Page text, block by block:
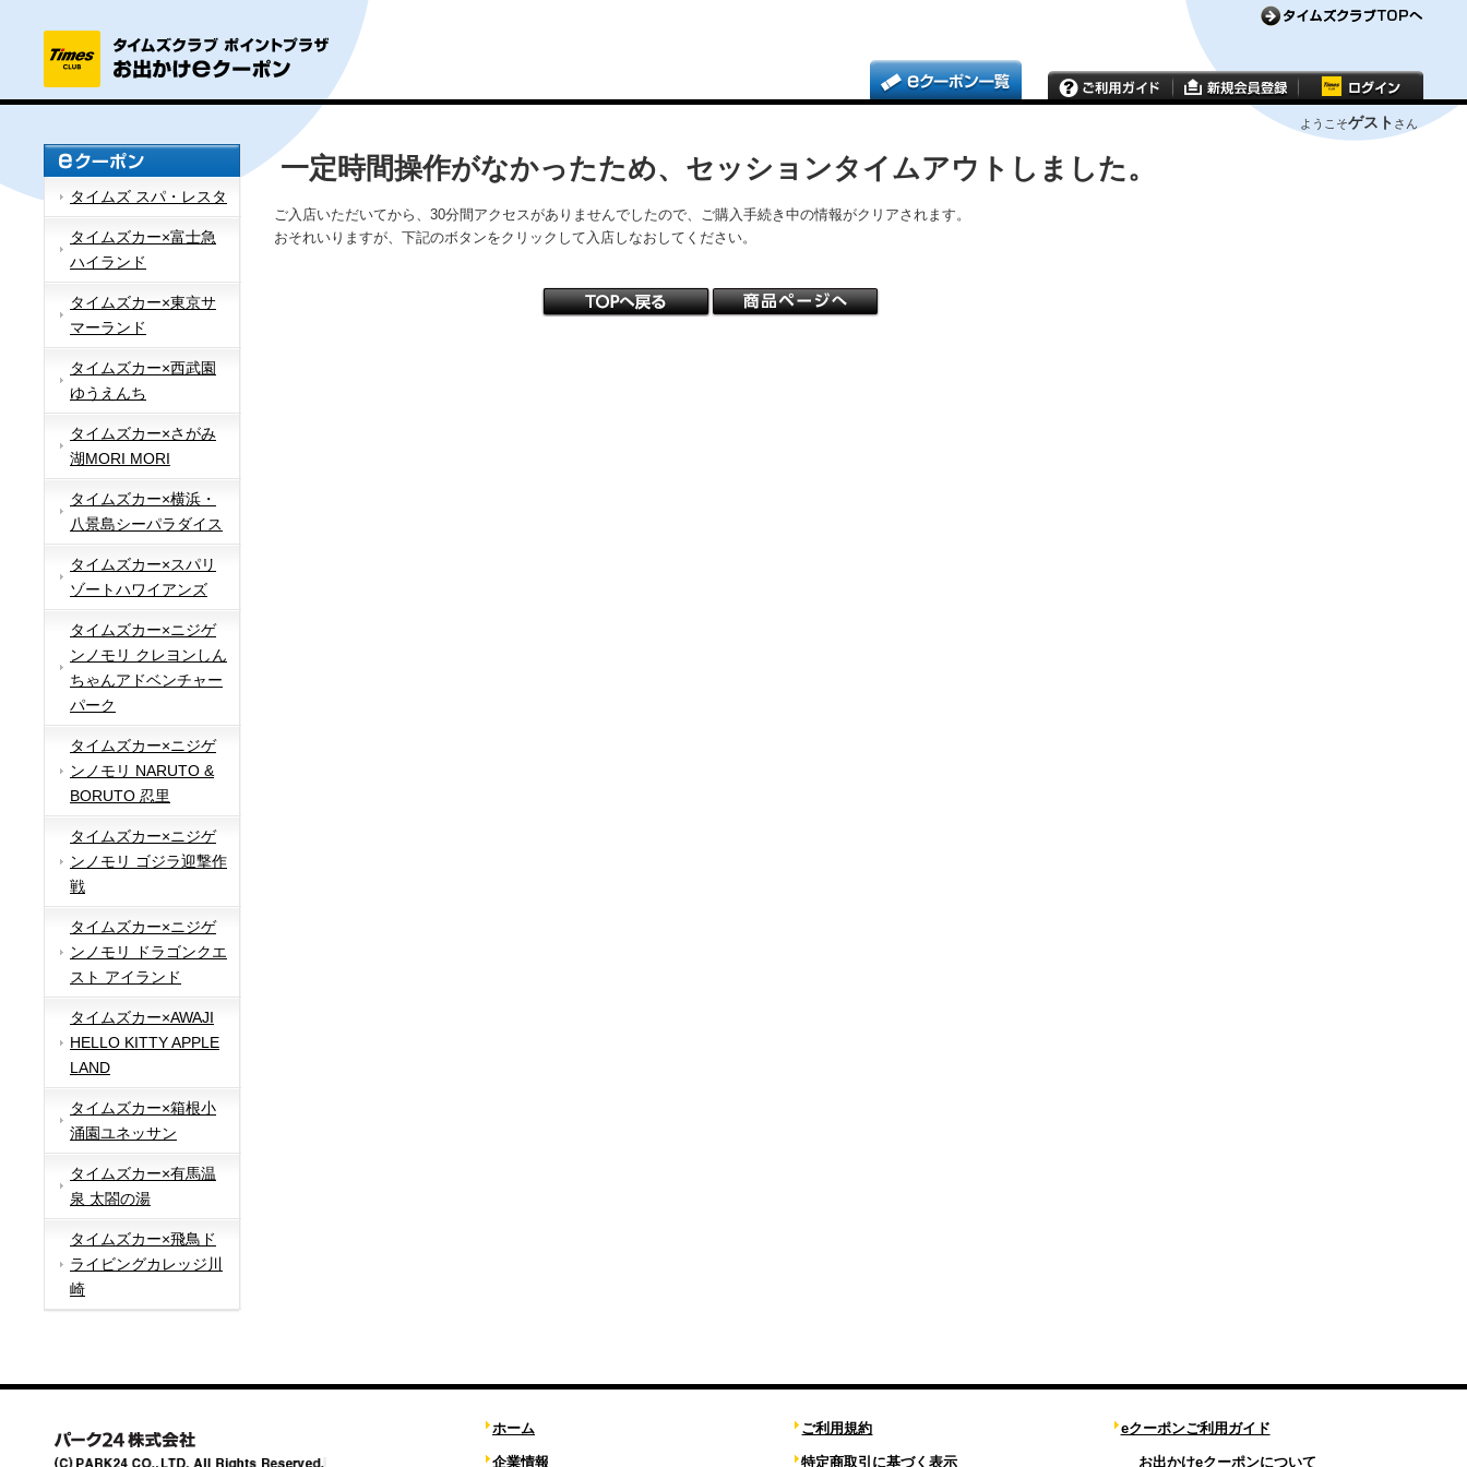
ようこそゲスト さん
タイムズ スパ・レスタ
タイムズカー×富士急
ハイランド
タイムズカー×東京サ
マーランド
タイムズカー×西武園
ゆうえんち
タイムズカー×さがみ
湖MORI MORI
タイムズカー×横浜・
八景島シーパラダイス
タイムズカー×スパリ
ゾートハワイアンズ
タイムズカー×ニジゲ
ンノモリ クレヨンしん
ちゃんアドベンチャー
パーク
タイムズカー×ニジゲ
ンノモリ NARUTO &
BORUTO 忍里
タイムズカー×ニジゲ
ンノモリ ゴジラ迎撃作
戦
タイムズカー×ニジゲ
ンノモリ ドラゴンクエ
スト アイランド
タイムズカー×AWAJI
HELLO KITTY APPLE
LAND
タイムズカー×箱根小
涌園ユネッサン
タイムズカー×有馬温
泉 太閤の湯
タイムズカー×飛鳥ド
ライビングカレッジ川
崎
一定時間操作がなかったため、セッションタイムアウトしました。
ご入店いただいてから、30分間アクセスがありませんでしたので、ご購入手続き中の情報がクリアされます。
おそれいりますが、下記のボタンをクリックして入店しなおしてください。
ホーム
企業情報
ご利用規約
特定商取引に基づく表示
eクーポンご利用ガイド
お出かけeクーポンについて